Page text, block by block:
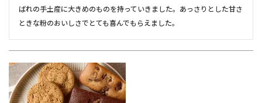
ばれの手土産に大きめのものを持っていきました。あっさりとした甘さ
ときな粉のおいしさでとても喜んでもらえました。